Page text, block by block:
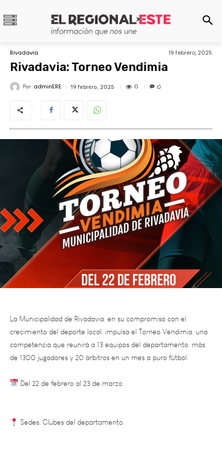
Rivadavia 19 febrero, 2025
Rivadavia: Torneo Vendimia
Por adminERE 19 febrero, 2025 0 0
La Municipalidad de Rivadavia, en su compromiso con el
crecimiento del deporte local, impulsa el Torneo Vendimia, una
competencia que reunirá a 13 equipos del departamento, más
de 1300 jugadores y 20 árbitros en un mes a puro fútbol.
Del 22 de febrero al 23 de marzo.